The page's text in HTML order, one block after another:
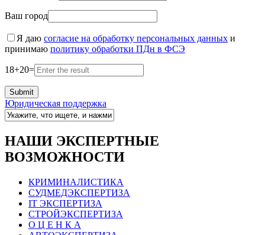
Ваш город
Я даю согласие на обработку персональных данных и
принимаю политику обработки ПДн в ФСЭ
18+20=
Юридическая поддержка
НАШИ ЭКСПЕРТНЫЕ
ВОЗМОЖНОСТИ
КРИМИНАЛИСТИКА
СУДМЕДЭКСПЕРТИЗА
IT ЭКСПЕРТИЗА
СТРОЙЭКСПЕРТИЗА
О Ц Е Н К А